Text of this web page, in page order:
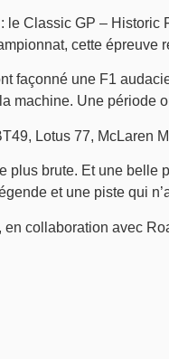
Classic GP –
cette
façonné une F1
machine. Une
Lotus 77,
brute. Et une
et une piste qui
collaboration avec